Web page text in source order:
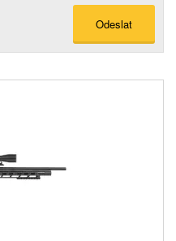
Odeslat